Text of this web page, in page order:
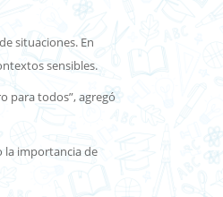
situaciones. En
sensibles.
para todos”, agregó
la importancia de